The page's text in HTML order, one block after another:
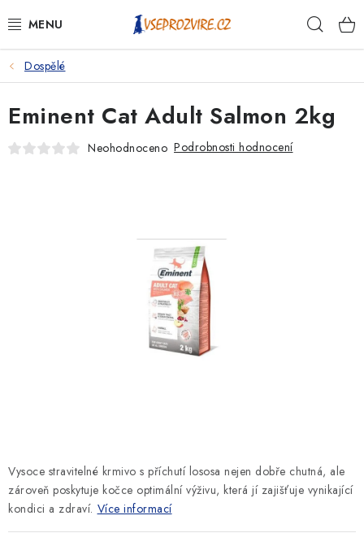
na
PSI
KOČKY
KONĚ
KRÁLÍCI/HLODAVCI/PTÁCI
Podmínky ochrany osobních údajů
Dospělé
Vysoce stravitelné krmivo s příchutí lososa nejen dobře chutná, ale
zároveň poskytuje kočce optimální výživu, která jí zajišťuje vynikající
kondici a zdraví. Více informací
Eminent Cat Adult Salmon 2kg
Neohodnoceno Podrobnosti hodnocení